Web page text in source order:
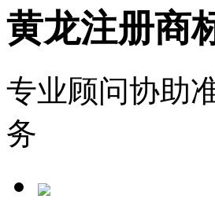
黄龙注册商
专业顾问协助
务